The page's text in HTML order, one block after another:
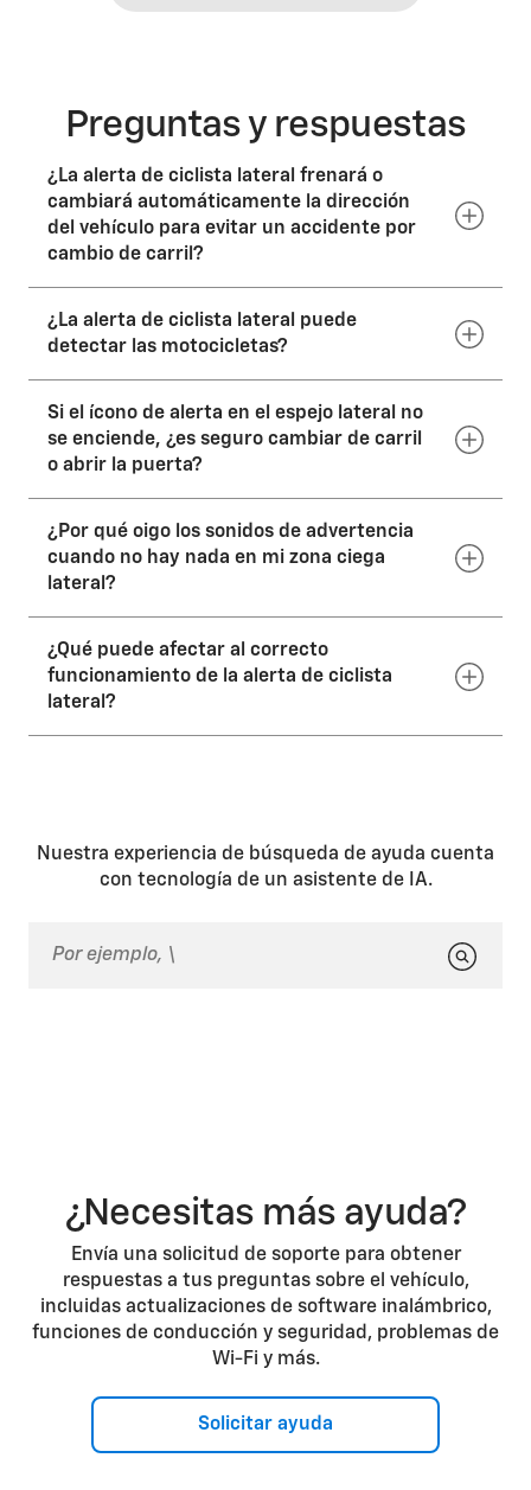
Preguntas y respuestas
¿La alerta de ciclista lateral frenará o
cambiará automáticamente la dirección
del vehículo para evitar un accidente por
cambio de carril?
No. La alerta de ciclista lateral no acciona los frenos
ni dirige el vehículo. Es solo un sistema de alerta.
¿La alerta de ciclista lateral puede
detectar las motocicletas?
Sí. El sistema está diseñado para detectar la mayoría
de las motocicletas.
Si el ícono de alerta en el espejo lateral no
se enciende, ¿es seguro cambiar de carril
o abrir la puerta?
No. Incluso con la alerta de ciclista lateral, antes de
hacer un cambio de carril o abrir la puerta, debes
mirar los espejos retrovisores, mirar por encima del
¿Por qué oigo los sonidos de advertencia
cuando no hay nada en mi zona ciega
lateral?
El sistema puede emitir alertas por barandillas,
señales de tráfico, árboles, arbustos y otros objetos
inmóviles.
¿Qué puede afectar al correcto
funcionamiento de la alerta de ciclista
lateral?
en sus puntos ciegos. Mantén las áreas de los
sensores despejadas de obstrucciones, como la
Nuestra experiencia de búsqueda de ayuda cuenta
con tecnología de un asistente de IA.
¿Necesitas más ayuda?
Envía una solicitud de soporte para obtener
respuestas a tus preguntas sobre el vehículo,
incluidas actualizaciones de software inalámbrico,
funciones de conducción y seguridad, problemas de
Wi-Fi y más.
Solicitar ayuda